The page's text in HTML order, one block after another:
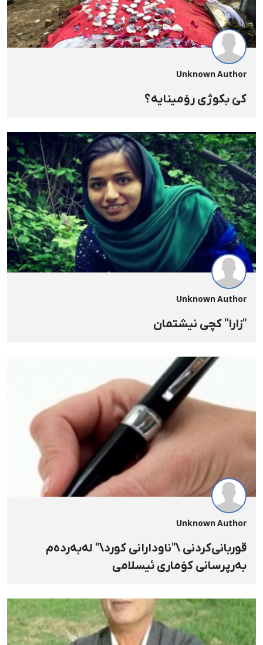
Unknown Author
کێ بکوژی رۆمینایە؟
Unknown Author
"زارا" کچی نیشتمان
Unknown Author
قوربانی‌کردنی \"ناودارانی کورد\" لەبەردەم
بەرپرسانی کۆماری ئیسلامی